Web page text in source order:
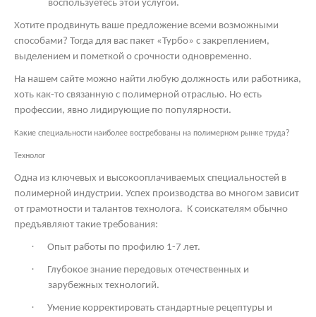
воспользуетесь этой услугой.
Хотите продвинуть ваше предложение всеми возможными
способами? Тогда для вас пакет «Турбо» с закреплением,
выделением и пометкой о срочности одновременно.
На нашем сайте можно найти любую должность или работника,
хоть как-то связанную с полимерной отраслью. Но есть
профессии, явно лидирующие по популярности.
Какие специальности наиболее востребованы на полимерном рынке труда?
Технолог
Одна из ключевых и высокооплачиваемых специальностей в
полимерной индустрии. Успех производства во многом зависит
от грамотности и талантов технолога. К соискателям обычно
предъявляют такие требования:
· Опыт работы по профилю 1-7 лет.
·
Глубокое знание передовых отечественных и
зарубежных технологий.
·
Умение корректировать стандартные рецептуры и